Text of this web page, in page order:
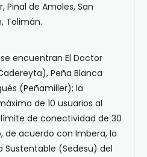
Pinal de Amoles, San
Tolimán.
encuentran El Doctor
Peña Blanca
(Peñamiller); la
de 10 usuarios al
de conectividad de 30
de acuerdo con Imbera, la
Sustentable (Sedesu) del